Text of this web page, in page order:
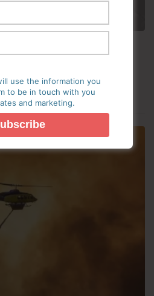
Χερσόνησος –
οι πολίτες
use the information you
to be in touch with you
and marketing.